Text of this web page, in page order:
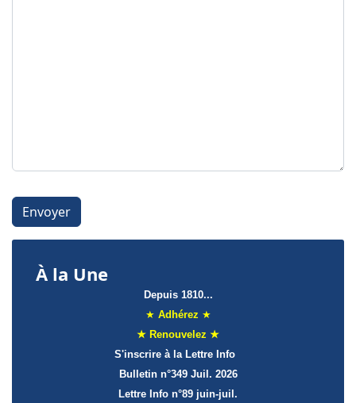
Système Captcha
Envoyer
À la Une
Depuis 1810...
★ Adhérez ★
★ Renouvelez ★
S'inscrire à la Lettre Info
Bulletin n°349 Juil. 2026
Lettre Info n°89 juin-juil.